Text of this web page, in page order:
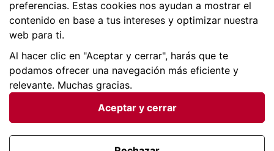
Condiciones generales |Privacidad de datos | Política
preferencias. Estas cookies nos ayudan a mostrar el
contenido en base a tus intereses y optimizar nuestra
web para ti.
Al hacer clic en "Aceptar y cerrar", harás que te
podamos ofrecer una navegación más eficiente y
relevante. Muchas gracias.
Aceptar y cerrar